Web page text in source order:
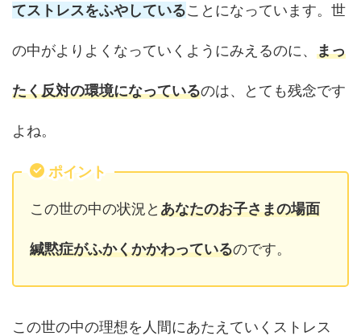
てストレスをふやしていることになっています。世
の中がよりよくなっていくようにみえるのに、 まっ
たく反対の環境になっているのは、とても残念です
よね。
ポイント
この世の中の状況とあなたのお子さまの場面
緘黙症がふかくかかわっているのです。
この世の中の理想を人間にあたえていくストレス